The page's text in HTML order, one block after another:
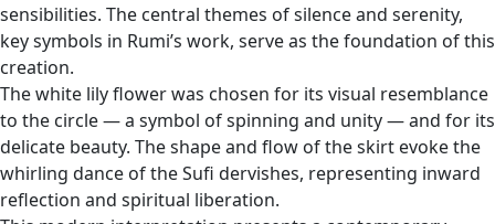
sensibilities. The central themes of silence and serenity,
key symbols in Rumi’s work, serve as the foundation of this
creation.
The white lily flower was chosen for its visual resemblance
to the circle — a symbol of spinning and unity — and for its
delicate beauty. The shape and flow of the skirt evoke the
whirling dance of the Sufi dervishes, representing inward
reflection and spiritual liberation.